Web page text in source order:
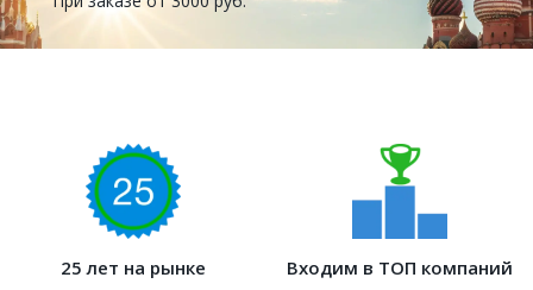
25 лет на рынке Входим в ТОП компаний